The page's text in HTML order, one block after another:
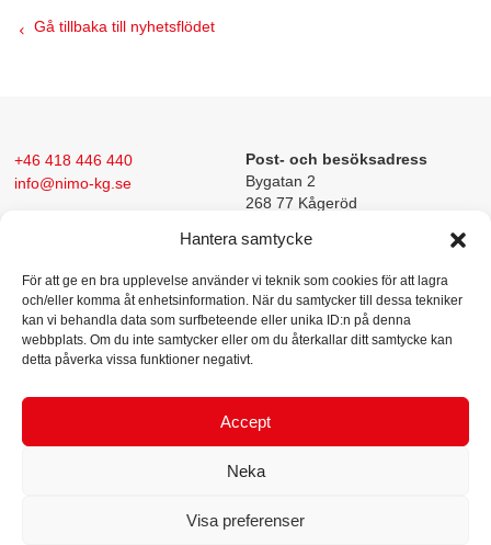
Hantera samtycke
För att ge en bra upplevelse använder vi teknik som cookies för att lagra
och/eller komma åt enhetsinformation. När du samtycker till dessa tekniker
kan vi behandla data som surfbeteende eller unika ID:n på denna
webbplats. Om du inte samtycker eller om du återkallar ditt samtycke kan
detta påverka vissa funktioner negativt.
Accept
Neka
Visa preferenser
Gå tillbaka till nyhetsflödet
+46 418 446 440
info@nimo-kg.se
Post- och besöksadress
Bygatan 2
268 77 Kågeröd
har under årens lopp gjort företaget till ett välkänt varumärke i
tillverkningsindustrin och livsmedelsbranschen. Varje år levereras över
200 maskiner till kunder över hela världen.